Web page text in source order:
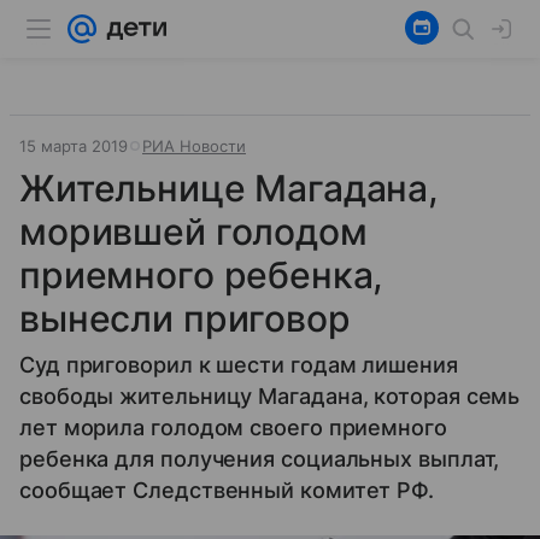
15 марта 2019 РИА Новости
Жительнице Магадана,
морившей голодом
приемного ребенка,
вынесли приговор
Суд приговорил к шести годам лишения
свободы жительницу Магадана, которая семь
лет морила голодом своего приемного
ребенка для получения социальных выплат,
сообщает Следственный комитет РФ.